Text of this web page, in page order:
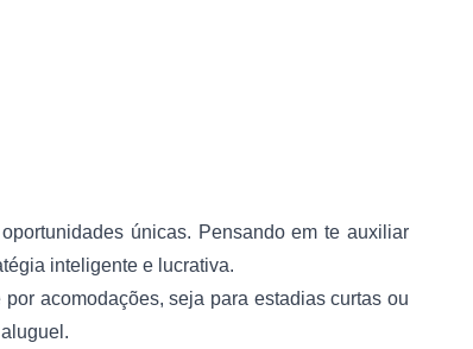
únicas. Pensando em te auxiliar
inteligente e lucrativa.
acomodações, seja para estadias curtas ou